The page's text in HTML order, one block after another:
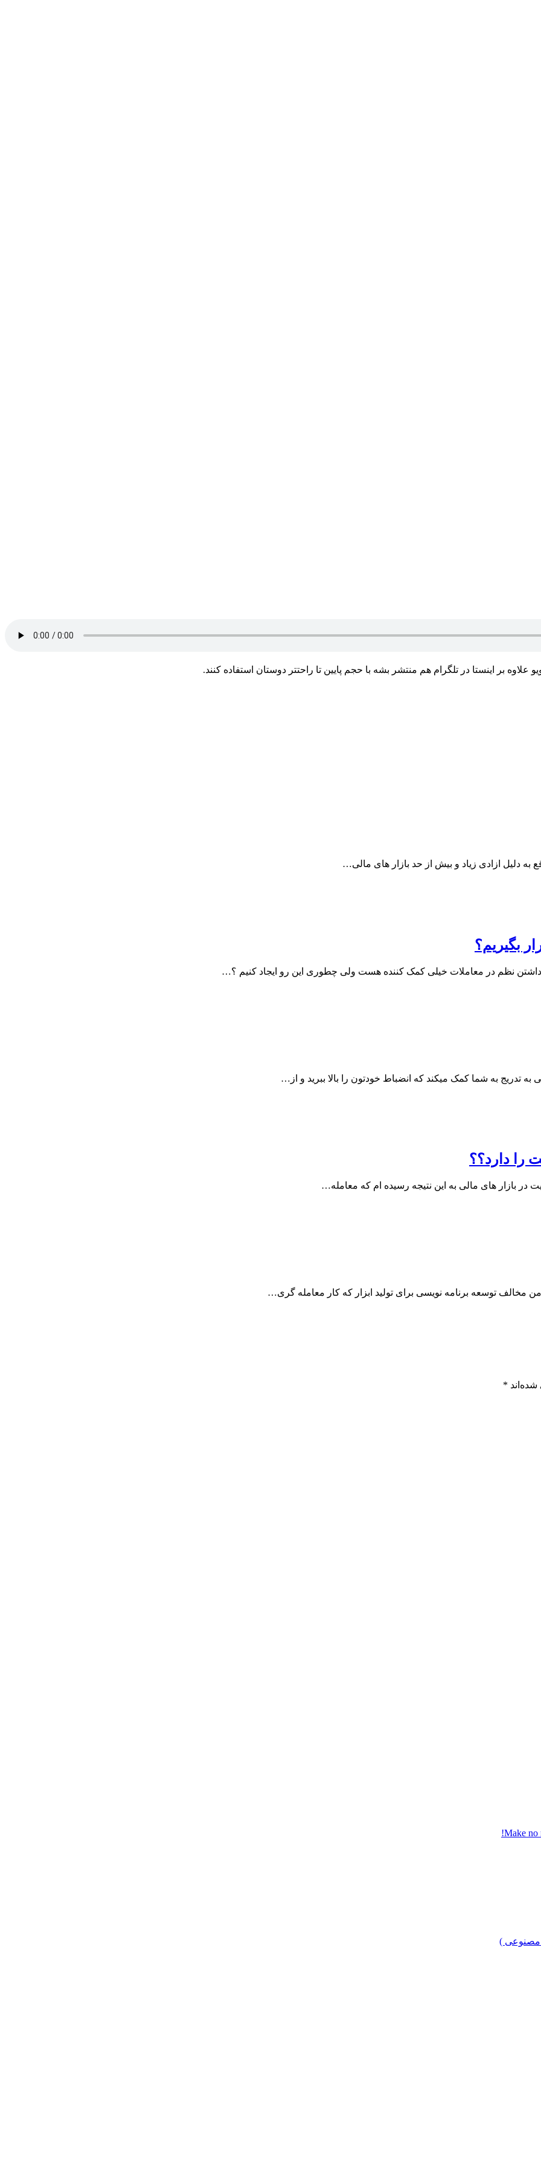
بر اینستا در تلگرام هم منتشر بشه با حجم پایین تا راحتتر دوستان استفاده کنند.
به دلیل ازادی زیاد و بیش از حد بازار های مالی…
بگیریم؟
نظم در معاملات خیلی کمک کننده هست ولی چطوری این رو ایجاد کنیم ؟…
تدریج به شما کمک میکند که انضباط خودتون را بالا ببرید و از…
را دارد؟؟
بازار های مالی به این نتیجه رسیده ام که معامله…
توسعه برنامه نویسی برای تولید ابزار که کار معامله گری…
*
Make no
مصنوعی )